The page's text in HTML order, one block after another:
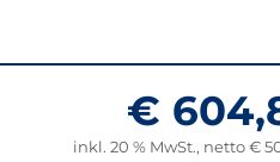
€
inkl. 20 % MwSt., netto €